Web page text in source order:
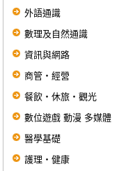
外語通識
數理及自然通識
資訊與網路
商管‧經營
餐飲‧休旅‧觀光
數位遊戲 動漫 多媒體
醫學基礎
護理‧健康